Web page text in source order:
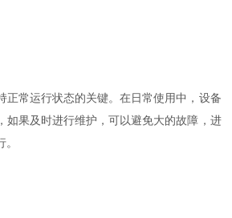
常运行状态的关键。在日常使用中，设备
如果及时进行维护，可以避免大的故障，进